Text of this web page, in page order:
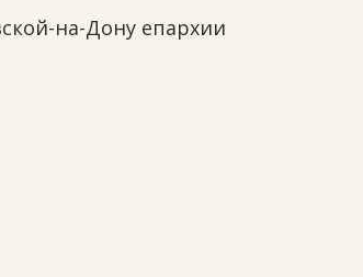
на-Дону епархии